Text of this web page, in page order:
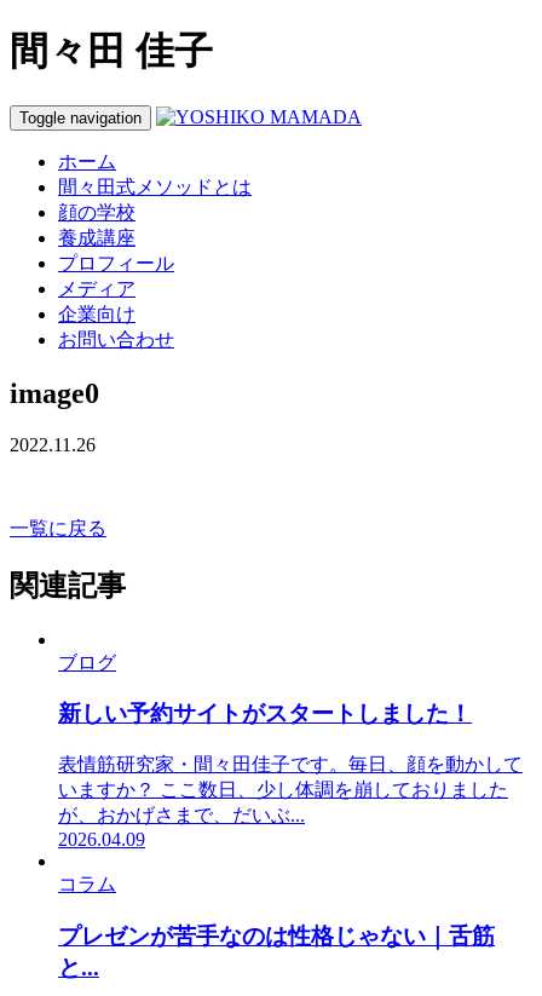
間々田 佳子
Toggle navigation
ホーム
間々田式メソッドとは
顔の学校
養成講座
プロフィール
メディア
企業向け
お問い合わせ
image0
2022.11.26
一覧に戻る
関連記事
ブログ
新しい予約サイトがスタートしました！
表情筋研究家・間々田佳子です。毎日、顔を動かして
いますか？ ここ数日、少し体調を崩しておりました
が、おかげさまで、だいぶ...
2026.04.09
コラム
プレゼンが苦手なのは性格じゃない｜舌筋
と...